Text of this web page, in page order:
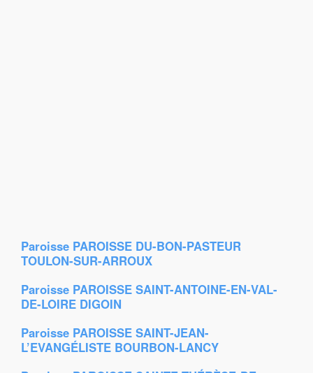
Paroisse PAROISSE DU-BON-PASTEUR
TOULON-SUR-ARROUX
Paroisse PAROISSE SAINT-ANTOINE-EN-VAL-
DE-LOIRE DIGOIN
Paroisse PAROISSE SAINT-JEAN-
L’EVANGÉLISTE BOURBON-LANCY